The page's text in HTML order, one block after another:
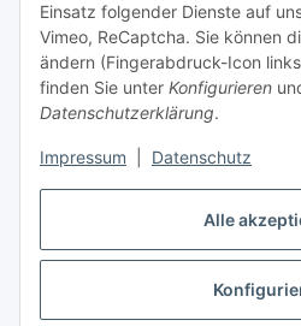
Alle
Einsatz folgender Dienste auf
Vimeo, ReCaptcha. Sie können
ändern (Fingerabdruck-Icon
finden Sie unter Konfigurieren
Datenschutzerklärung.
Impressum Datenschutz
Gesetzliche Informationen
Mein Konto